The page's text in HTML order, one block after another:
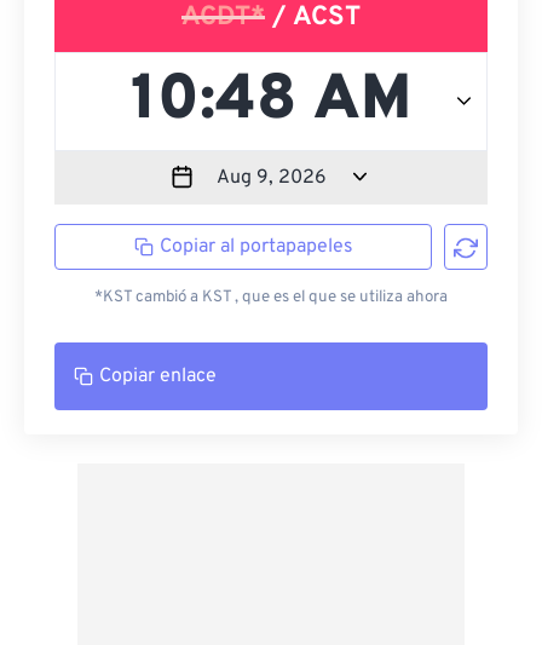
ACDT* / ACST
Copiar al portapapeles
*KST cambió a KST , que es el que se utiliza ahora
Copiar enlace